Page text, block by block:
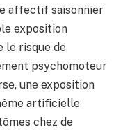
affectif saisonnier
exposition
le risque de
psychomoteur
une exposition
artificielle
chez de